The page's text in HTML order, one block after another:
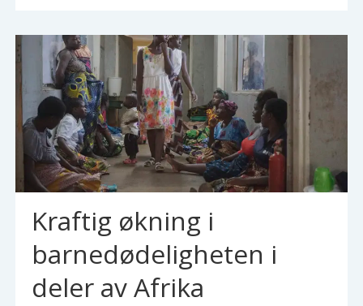
Kraftig økning i
barnedødeligheten i
deler av Afrika